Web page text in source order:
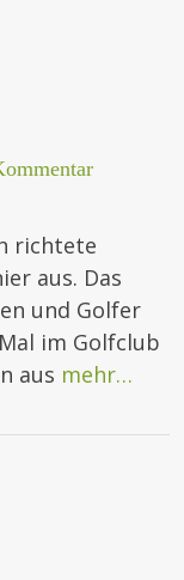
richtete
aus. Das
und Golfer
im Golfclub
aus mehr…